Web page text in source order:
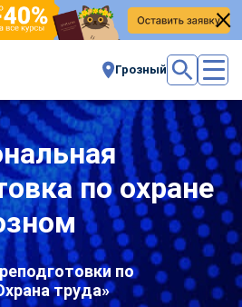
Грозный
по охране
по
труда»